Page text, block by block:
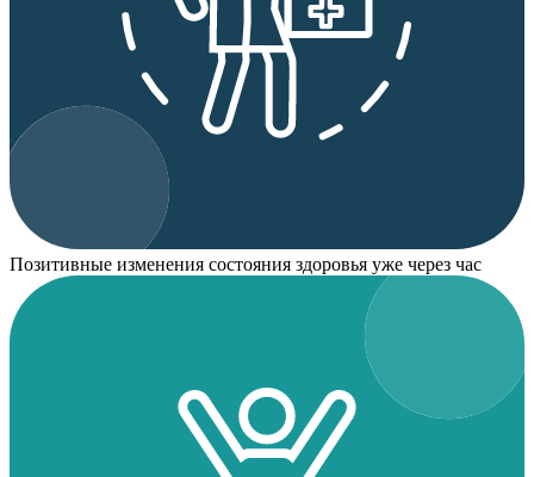
Позитивные изменения состояния здоровья уже через час